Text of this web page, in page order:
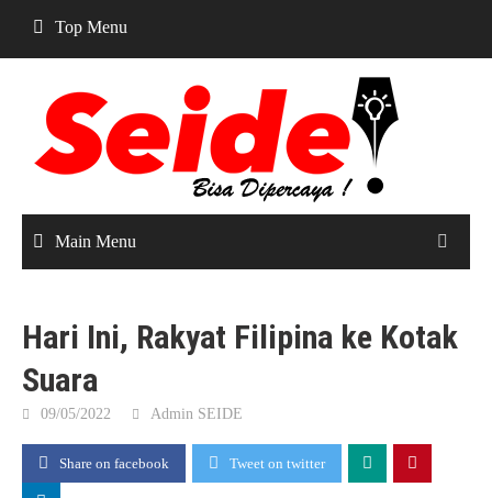
content
Top Menu
Main Menu
Hari Ini, Rakyat Filipina ke Kotak
Suara
09/05/2022 Admin SEIDE
Share on facebook Tweet on twitter